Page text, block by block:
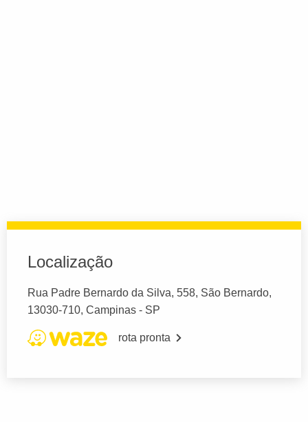
Localização
Rua Padre Bernardo da Silva, 558, São Bernardo,
13030-710, Campinas - SP
rota pronta